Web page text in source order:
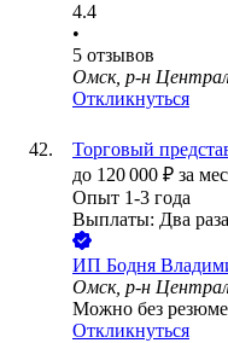
4.4
•
5 отзывов
Омск, р-н
Откликнуться
Торговый
до 120 000 ₽ за
Опыт 1-3 года
Выплаты: Два
ИП Бодня
Омск, р-н
Можно без резюме
Откликнуться